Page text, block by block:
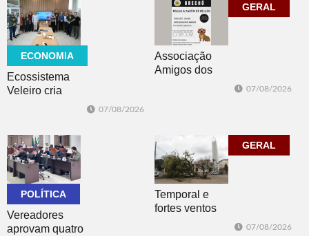
ECONOMIA
Ecossistema
Veleiro cria
cidade
globalmente
conectada
07/08/2026
GERAL
Associação
Amigos dos
07/08/2026
POLÍTICA
Vereadores
aprovam quatro
GERAL
Temporal e
fortes ventos
07/08/2026